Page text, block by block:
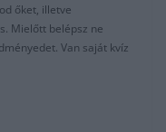
őket, illetve
Mielőtt belépsz ne
Van saját kvíz